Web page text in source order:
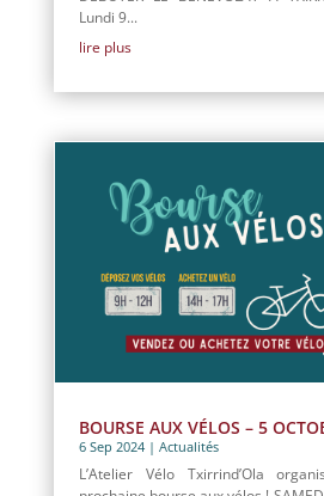
Lundi 9...
lire plus
BOURSE AUX VÉLOS – 5
6 Sep 2024| Actualités
L’Atelier Vélo Txirrind’Ola